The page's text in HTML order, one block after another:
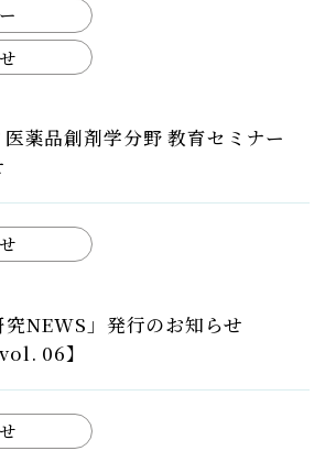
医薬品創剤学分野 教育セミナー
究NEWS」発行のお知らせ
06】